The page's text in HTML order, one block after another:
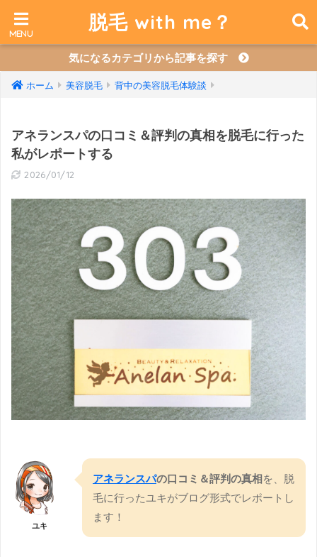
脱毛 with me？
気になるカテゴリから記事を探す
ホーム 美容脱毛 背中の美容脱毛体験談
アネランスパの口コミ＆評判の真相を脱毛に行った
私がレポートする
2026/01/12
ユキ
アネランスパの口コミ＆評判の真相を、脱
毛に行ったユキがブログ形式でレポートし
ます！